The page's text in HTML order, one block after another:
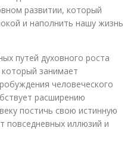
развитии, который
и наполнить нашу жизнь
путей духовного роста
занимает
человеческого
расширению
постичь свою истинную
повседневных иллюзий и